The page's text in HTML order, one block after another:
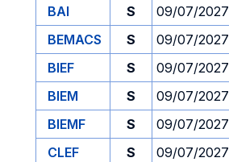
BAI
S 09/07/2027
BEMACS
S 09/07/2027
BIEF
S 09/07/2027
BIEM
S 09/07/2027
BIEMF
S 09/07/2027
CLEF
S 09/07/2027